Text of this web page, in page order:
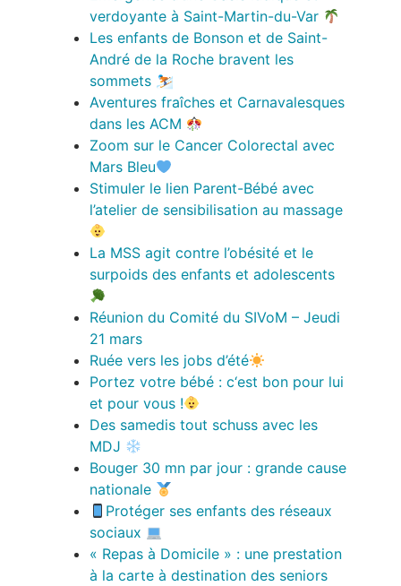
verdoyante à Saint-Martin-du-Var
Les enfants de Bonson et de Saint-
André de la Roche bravent les
sommets ⛷️
Aventures fraîches et Carnavalesques
dans les ACM
Zoom sur le Cancer Colorectal avec
Mars Bleu
Stimuler le lien Parent-Bébé avec
l’atelier de sensibilisation au massage
La MSS agit contre l’obésité et le
surpoids des enfants et adolescents
Réunion du Comité du SIVoM – Jeudi
21 mars
Ruée vers les jobs d’été
Portez votre bébé : c‘est bon pour lui
et pour vous !
Des samedis tout schuss avec les
MDJ
Bouger 30 mn par jour : grande cause
nationale
Protéger ses enfants des réseaux
sociaux
« Repas à Domicile » : une prestation
à la carte à destination des seniors